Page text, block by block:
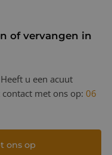
of vervangen in
u een acuut
met ons op: 06
ons op